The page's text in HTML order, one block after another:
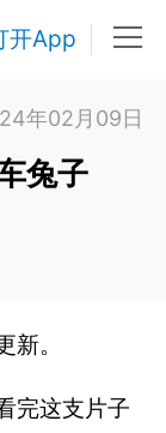
开App
年02月09日
兔子
。
完这支片子